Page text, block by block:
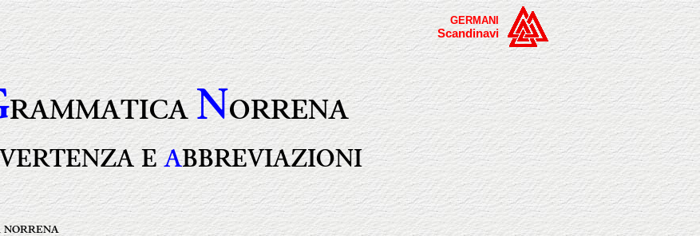
GERMANI
Scandinavi
RAMMATICA NORRENA
EABBREVIAZIONI